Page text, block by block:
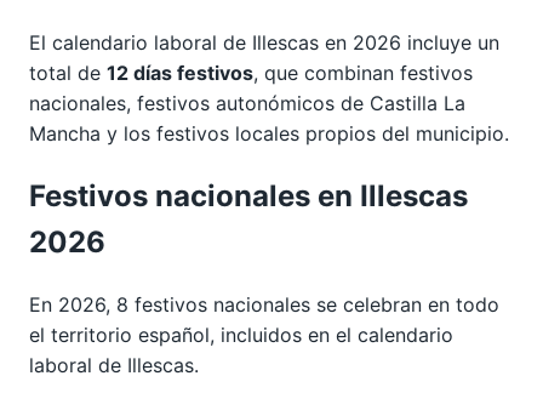
El calendario laboral de Illescas en 2026 incluye un
total de 12 días festivos, que combinan festivos
nacionales, festivos autonómicos de Castilla La
Mancha y los festivos locales propios del municipio.
Festivos nacionales en Illescas
2026
En 2026, 8 festivos nacionales se celebran en todo
el territorio español, incluidos en el calendario
laboral de Illescas.